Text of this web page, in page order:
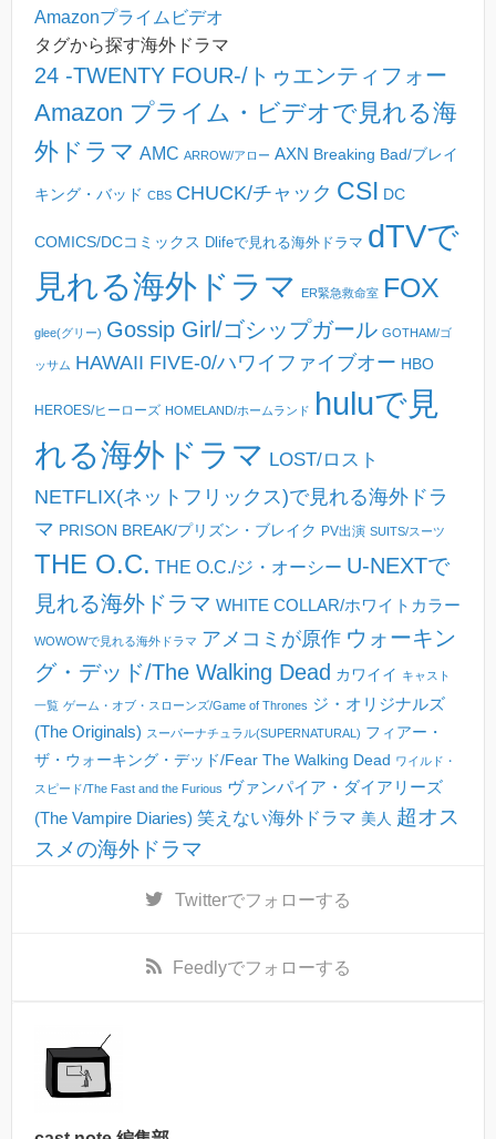
Amazonプライムビデオ
タグから探す海外ドラマ
24 -TWENTY FOUR-/トゥエンティフォー
Amazon プライム・ビデオで見れる海
外ドラマ AMC ARROW/アロー AXN Breaking Bad/ブレイ
キング・バッド CBS CHUCK/チャック CSI DC
COMICS/DCコミックス Dlifeで見れる海外ドラマ dTVで
見れる海外ドラマ
ER緊急救命室 FOX
glee(グリー) Gossip Girl/ゴシップガール GOTHAM/ゴ
ッサム HAWAII FIVE-0/ハワイファイブオー HBO
HEROES/ヒーローズ HOMELAND/ホームランド huluで見
れる海外ドラマ LOST/ロスト
NETFLIX(ネットフリックス)で見れる海外ドラ
マ PRISON BREAK/プリズン・ブレイク PV出演 SUITS/スーツ
THE O.C. THE O.C./ジ・オーシー U-NEXTで
見れる海外ドラマ WHITE COLLAR/ホワイトカラー
WOWOWで見れる海外ドラマ アメコミが原作 ウォーキン
グ・デッド/The Walking Dead カワイイ キャスト
一覧 ゲーム・オブ・スローンズ/Game of Thrones ジ・オリジナルズ
(The Originals) スーパーナチュラル(SUPERNATURAL) フィアー・
ザ・ウォーキング・デッド/Fear The Walking Dead ワイルド・
スピード/The Fast and the Furious ヴァンパイア・ダイアリーズ
(The Vampire Diaries) 笑えない海外ドラマ 美人 超オス
スメの海外ドラマ
Twitterでフォローする
Feedlyでフォローする